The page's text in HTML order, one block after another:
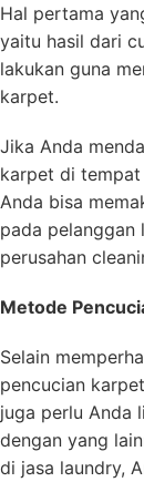
Hal pertama
yaitu hasil dari
lakukan guna
karpet.
Jika Anda
karpet di
Anda bisa
pada pelanggan
perusahan
Metode
Selain
pencucian
juga perlu Anda
dengan yang
di jasa laundry,